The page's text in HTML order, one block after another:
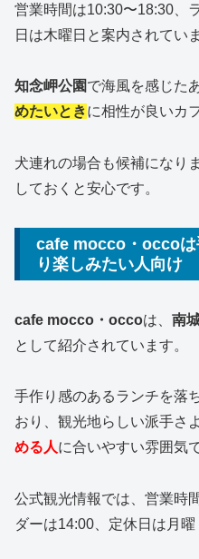
営業時間は10:30〜18:30、
日は木曜日と案内されてい
知念岬公園で海風を感じた
めたいときに相性が良いカ
犬連れの場合も候補になり
しておくと安心です。
cafe mocco・occoは
り楽しみたい人向け
cafe mocco・occoは、 南
として紹介されています。
手作り感のあるランチを落
おり、観光地らしい派手さよ
める人に合いやすい雰囲気
公式観光情報では、営業時
ダーは14:00、定休日は月曜